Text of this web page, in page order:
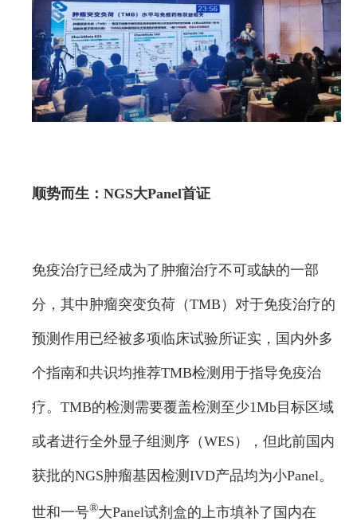
顺势而生：NGS大Panel首证
免疫治疗已经成为了肿瘤治疗不可或缺的一部
分，其中肿瘤突变负荷（TMB）对于免疫治疗的
预测作用已经被多项临床试验所证实，国内外多
个指南和共识均推荐TMB检测用于指导免疫治
疗。TMB的检测需要覆盖检测至少1Mb目标区域
或者进行全外显子组测序（WES），但此前国内
获批的NGS肿瘤基因检测IVD产品均为小Panel。
世和一号®大Panel试剂盒的上市填补了国内在